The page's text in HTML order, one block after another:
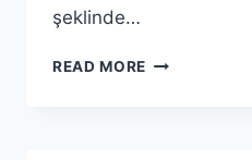
şeklinde…
READ MORE